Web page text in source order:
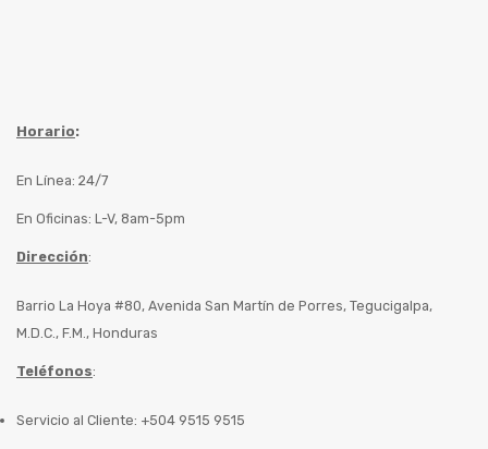
Horario:
En Línea: 24/7
En Oficinas: L-V, 8am-5pm
Dirección:
Barrio La Hoya #80, Avenida San Martín de Porres, Tegucigalpa,
M.D.C., F.M., Honduras
Teléfonos:
Servicio al Cliente: +504 9515 9515